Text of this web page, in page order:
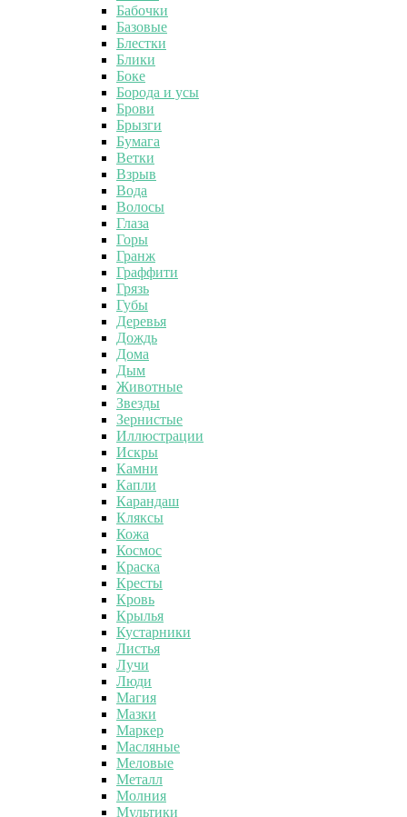
Бабочки
Базовые
Блестки
Блики
Боке
Борода и усы
Брови
Брызги
Бумага
Ветки
Взрыв
Вода
Волосы
Глаза
Горы
Гранж
Граффити
Грязь
Губы
Деревья
Дождь
Дома
Дым
Животные
Звезды
Зернистые
Иллюстрации
Искры
Камни
Капли
Карандаш
Кляксы
Кожа
Космос
Краска
Кресты
Кровь
Крылья
Кустарники
Листья
Лучи
Люди
Магия
Мазки
Маркер
Масляные
Меловые
Металл
Молния
Мультики